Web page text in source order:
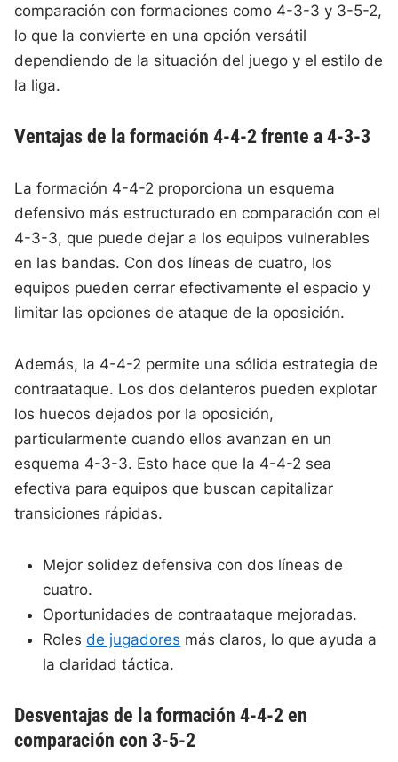
comparación con formaciones como 4-3-3 y 3-5-2,
lo que la convierte en una opción versátil
dependiendo de la situación del juego y el estilo de
la liga.
Ventajas de la formación 4-4-2 frente a 4-3-3
La formación 4-4-2 proporciona un esquema
defensivo más estructurado en comparación con el
4-3-3, que puede dejar a los equipos vulnerables
en las bandas. Con dos líneas de cuatro, los
equipos pueden cerrar efectivamente el espacio y
limitar las opciones de ataque de la oposición.
Además, la 4-4-2 permite una sólida estrategia de
contraataque. Los dos delanteros pueden explotar
los huecos dejados por la oposición,
particularmente cuando ellos avanzan en un
esquema 4-3-3. Esto hace que la 4-4-2 sea
efectiva para equipos que buscan capitalizar
transiciones rápidas.
Mejor solidez defensiva con dos líneas de
cuatro.
Oportunidades de contraataque mejoradas.
Rolesde jugadores más claros, lo que ayuda a
la claridad táctica.
Desventajas de la formación 4-4-2 en
comparación con 3-5-2